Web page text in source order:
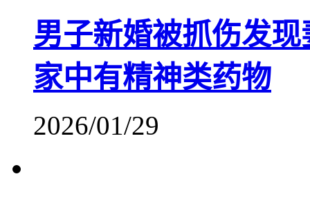
男子新婚被抓伤发
家中有精神类药物
2026/01/29